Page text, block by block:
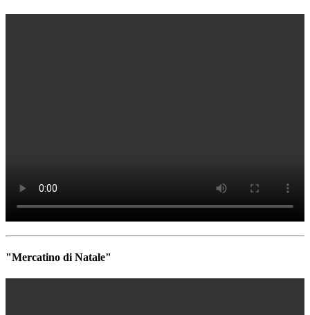
"Mercatino di Natale"